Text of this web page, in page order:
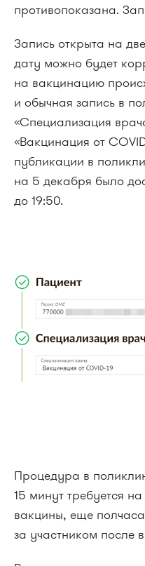
противопоказана.
Запись открыта на
дату можно будет
на вакцинацию
и обычная запись в
«Специализация
«Вакцинация от
публикации в
на 5 декабря было
до 19:50.
Процедура в
15 минут требуется
вакцины, еще
за участником после